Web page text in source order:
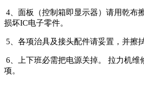
4、面板（控制箱即显示器）请用乾布
损坏IC电子零件。
5、各项治具及接头配件请妥置，并擦
6、上下班必需把电源关掉。 拉力机维
项。